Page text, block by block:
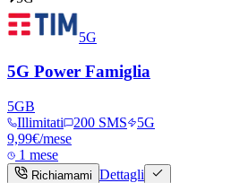
5G
5G Power Famiglia
5GB
Illimitati
200 SMS
5G
9,99€/mese
1 mese
Richiamami Dettagli